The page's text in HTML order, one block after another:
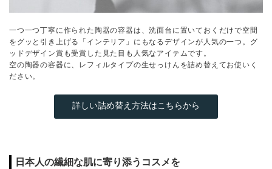
一つ一つ丁寧に作られた陶器の容器は、洗面台に置いておくだけで空間
をグッと引き上げる「インテリア」にもなるデザインが人気の一つ。グ
ッドデザイン賞も受賞した見た目も人気なアイテムです。
空の陶器の容器に、レフィルタイプの生せっけんを詰め替えてお使いく
ださい。
詳しい詰め替え方法はこちらから
日本人の繊細な肌に寄り添うコスメを